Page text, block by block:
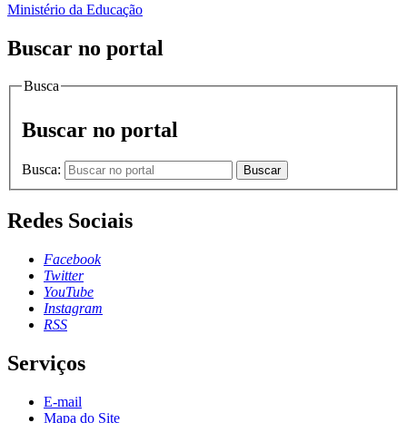
Ministério da Educação
Buscar no portal
Busca
Buscar no portal
Busca: Buscar
Redes Sociais
Facebook
Twitter
YouTube
Instagram
RSS
Serviços
E-mail
Mapa do Site